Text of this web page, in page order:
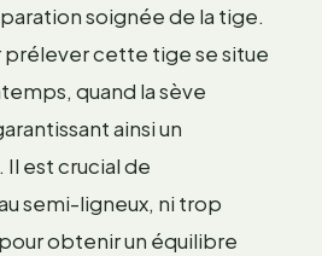
soignée de la tige.
prélever cette tige se situe
quand la sève
ainsi un
est crucial de
semi-ligneux, ni trop
obtenir un équilibre